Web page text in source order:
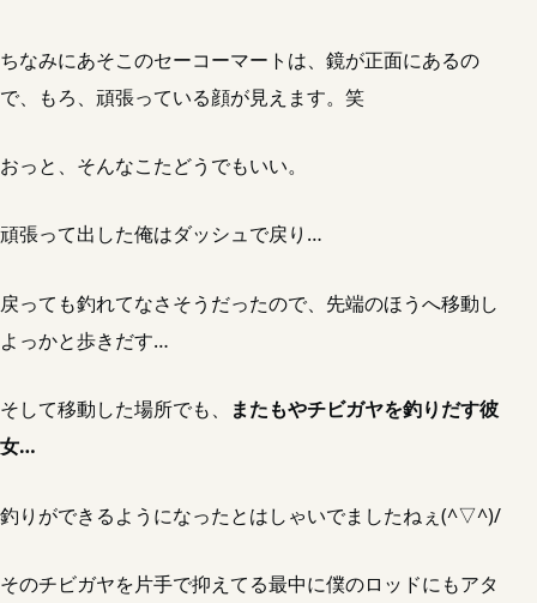
ちなみにあそこのセーコーマートは、鏡が正面にあるの
で、もろ、頑張っている顔が見えます。笑
おっと、そんなこたどうでもいい。
頑張って出した俺はダッシュで戻り…
戻っても釣れてなさそうだったので、先端のほうへ移動し
よっかと歩きだす…
そして移動した場所でも、
またもやチビガヤを釣りだす彼
女…
釣りができるようになったとはしゃいでましたねぇ(^▽^)/
そのチビガヤを片手で抑えてる最中に僕のロッドにもアタ